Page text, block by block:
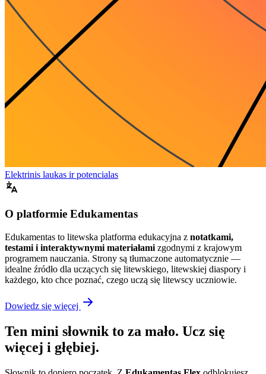
Elektrinis laukas ir potencialas
O platformie Edukamentas
Edukamentas to litewska platforma edukacyjna z notatkami,
testami i interaktywnymi materiałami zgodnymi z krajowym
programem nauczania. Strony są tłumaczone automatycznie —
idealne źródło dla uczących się litewskiego, litewskiej diaspory i
każdego, kto chce poznać, czego uczą się litewscy uczniowie.
Dowiedz się więcej
Ten mini słownik to za mało. Ucz się
więcej i głębiej.